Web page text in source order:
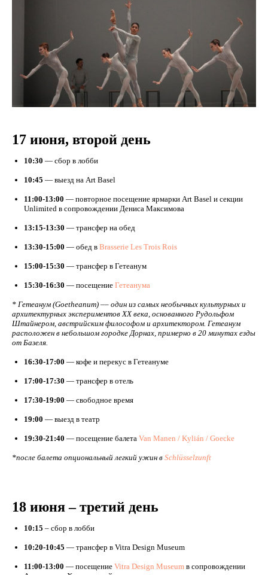
17 июня, второй день
10:30 — сбор в лобби
10:45 — выезд на Art Basel
11:00-13:00 — повторное посещение ярмарки Art Basel и секции
Unlimited в сопровождении Дениса Максимова
13:15-13:30 — трансфер на обед
13:30-15:00 — обед в Brasserie Les Trois Rois
15:00-15:30 — трансфер в Гетеанум
15:30-16:30 — посещение Гетеанума
* Гетеанум (Goetheanum) –– один из самых необычных культурных и
архитектурных экспериментов XX века, основанного Рудольфом
Штайнером, австрийским философом и архитектором. Гетеанум
расположен в небольшом городке Дорнах, примерно в 20 минутах езды
от Базеля.
16:30-17:00 — кофе и перекус в Гетеануме
17:00-17:30 — трансфер в отель
17:30-19:00 — свободное время
19:00 — выезд в театр
19:30-21:40 — посещение балета Van Manen / Kylián / Goecke
*после балета опциональный легкий ужин в Schlüsselzunft
18 июня – третий день
10:15 – сбор в лобби
10:20-10:45 — трансфер в Vitra Design Museum
11:00-13:00 — посещение Vitra Design Museum в сопровождении